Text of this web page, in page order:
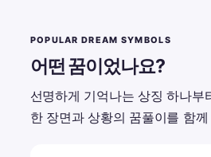
POPULAR DREAM SYMBOLS
어떤 꿈이었나요?
선명하게 기억나는 상징 하나부
한 장면과 상황의 꿈풀이를 함